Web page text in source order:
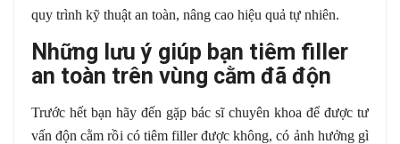
quy trình kỹ thuật an toàn, nâng cao hiệu quả tự nhiên.
Những lưu ý giúp bạn tiêm filler
an toàn trên vùng cằm đã độn
Trước hết bạn hãy đến gặp bác sĩ chuyên khoa để được tư
vấn độn cằm rồi có tiêm filler được không, có ảnh hưởng gì